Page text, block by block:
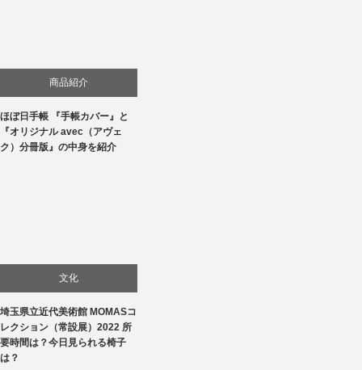
商品紹介
生活
ほぼ日手帳 『手帳カバー』と
『オリジナル avec（アヴェ
ク）分冊版』の中身を紹介
文化
美術展・美術館・博物館巡り
埼玉県立近代美術館 MOMASコ
レクション（常設展）2022 所
要時間は？今日見られる椅子
は？